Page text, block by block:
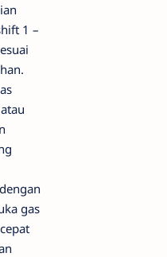
1 –
gas